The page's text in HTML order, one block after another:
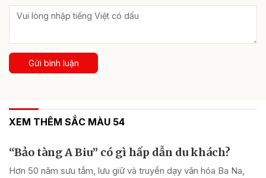
Gửi bình luận
XEM THÊM SẮC MÀU 54
“Bảo tàng A Biu” có gì hấp dẫn du khách?
Hơn 50 năm sưu tầm, lưu giữ và truyền dạy văn hóa Ba Na,